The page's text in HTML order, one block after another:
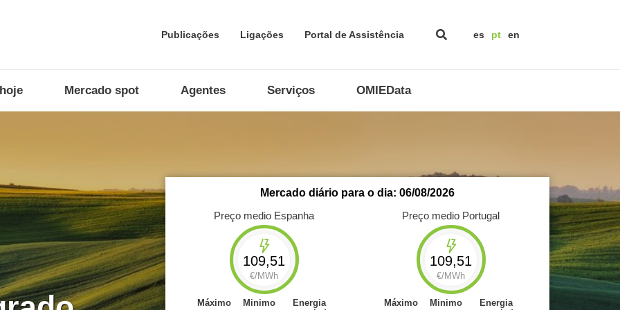
Publicações Ligações Portal de Assistência es pt en
Mercado spot Agentes Serviços OMIEData
com
em
Mercado diário para o dia: 06/08/2026
Preço medio Espanha
109,51
€/MWh
Máximo
Minimo
Energia
Preço medio Portugal
109,51
€/MWh
Máximo
Minimo
Energia